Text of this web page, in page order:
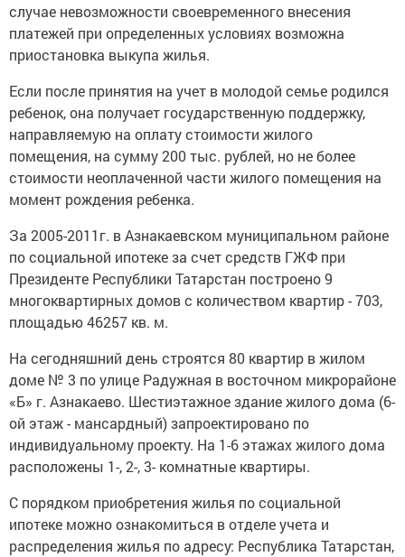
случае невозможности своевременного внесения
платежей при определенных условиях возможна
приостановка выкупа жилья.
Если после принятия на учет в молодой семье родился
ребенок, она получает государственную поддержку,
направляемую на оплату стоимости жилого
помещения, на сумму 200 тыс. рублей, но не более
стоимости неоплаченной части жилого помещения на
момент рождения ребенка.
За 2005-2011г. в Азнакаевском муниципальном районе
по социальной ипотеке за счет средств ГЖФ при
Президенте Республики Татарстан построено 9
многоквартирных домов с количеством квартир - 703,
площадью 46257 кв. м.
На сегодняшний день строятся 80 квартир в жилом
доме № 3 по улице Радужная в восточном микрорайоне
«Б» г. Азнакаево. Шестиэтажное здание жилого дома (6-
ой этаж - мансардный) запроектировано по
индивидуальному проекту. На 1-6 этажах жилого дома
расположены 1-, 2-, 3- комнатные квартиры.
С порядком приобретения жилья по социальной
ипотеке можно ознакомиться в отделе учета и
распределения жилья по адресу: Республика Татарстан,